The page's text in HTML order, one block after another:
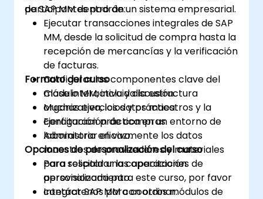
de SAP MM dentro de un sistema empresarial.
participantes podrán:
Ejecutar transacciones integrales de SAP
MM, desde la solicitud de compra hasta la
recepción de mercancías y la verificación
de facturas.
Configurar los componentes clave del
módulo MM, incluida la estructura
organizativa, los datos maestros y la
configuración de compras.
Administrar eficazmente los datos
maestros de proveedores y materiales
para respaldar las operaciones de
aprovisionamiento.
Integrar SAP MM con otros módulos de
Formato del curso
Clase interactiva y discusión.
Muchas ejercicios y práctica.
Ejercitación práctica en un entorno de
laboratorio en vivo.
Opciones de personalización del curso
Para solicitar una capacitación
personalizada para este curso, por favor
contáctenos para coordinar.